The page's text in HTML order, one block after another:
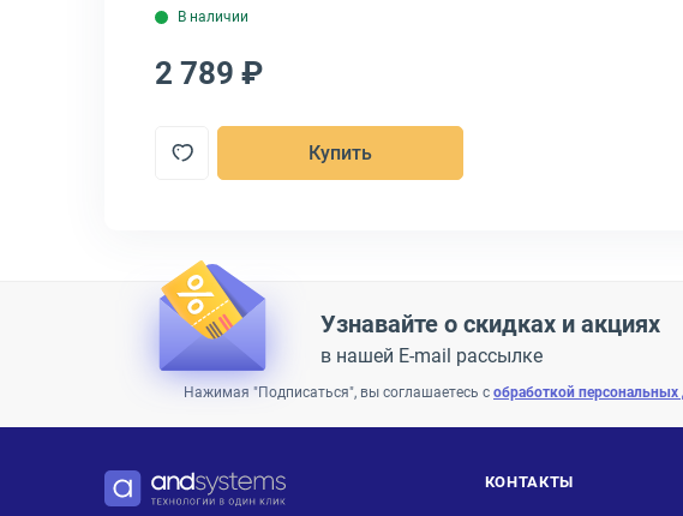
В наличии
2 789 ₽
Купить
Узнавайте о скидках и акциях
в нашей E-mail рассылке
Нажимая "Подписаться", вы соглашаетесь с обработкой
КОНТАКТЫ